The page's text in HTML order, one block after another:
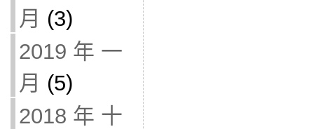
月 (3)
2019 年 一
月 (5)
2018 年 十